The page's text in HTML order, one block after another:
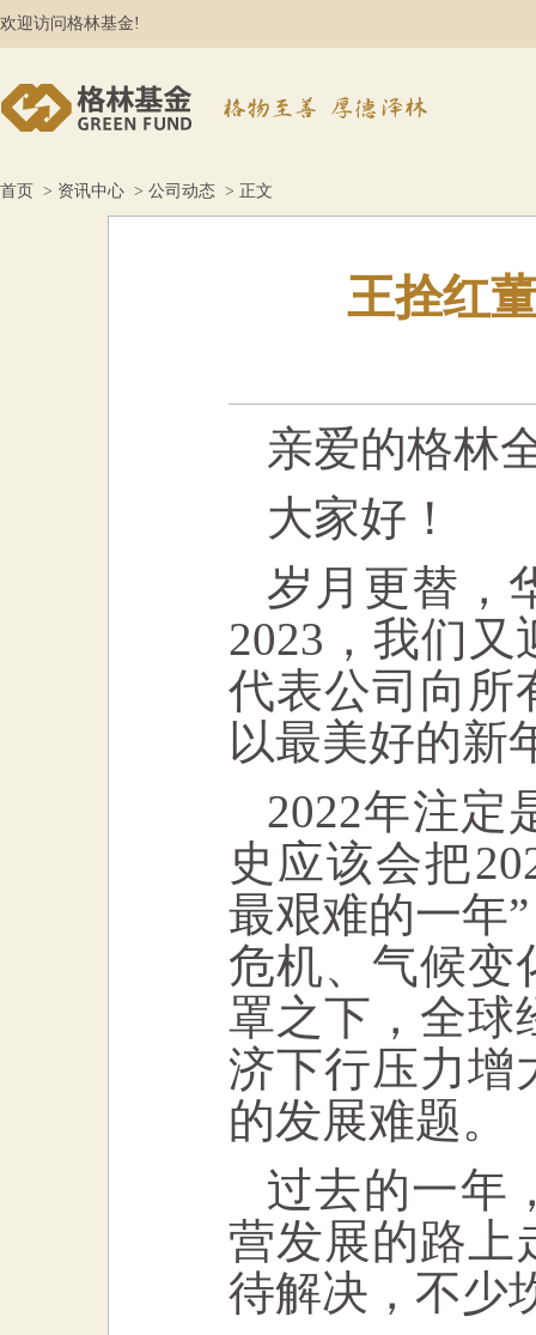
欢迎访问格林基金!
首页 > 资讯中心 > 公司动态 > 正文
王拴红
亲爱的格林
大家好！
岁月更替，
2023 ，我们
代表公司向所
以最美好的新
2022年注定
史应该会把
最艰难的一年
危机、气候变
罩之下，全球
济下行压力增
的发展难题。
过去的一年
营发展的路上
待解决，不少